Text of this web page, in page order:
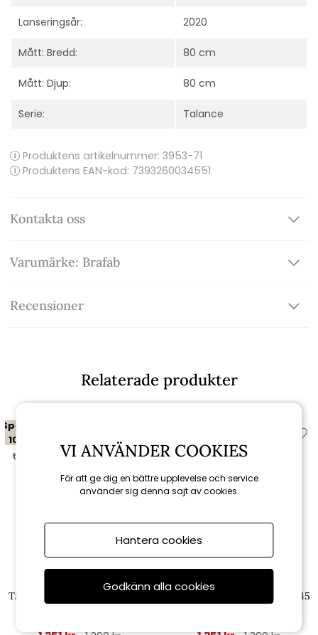
Lanseringsår: 2020
Mått: Bredd: 80 cm
Mått: Djup: 80 cm
Serie: Talance
Produktens artikelnummer: 3953-71
Produktens EAN-kod: 7393260034551
Kontakta oss
Varumärke: Brafab
Recensioner
Relaterade produkter
Spara
10%
till 16/8
Talance bordsstativ 80x80 H45
till 16/8
Talance bordsstativ 80x80 H45
VI ANVÄNDER COOKIES
För att ge dig en bättre upplevelse och service
använder sig denna sajt av cookies.
Hantera cookies
Godkänn alla cookies